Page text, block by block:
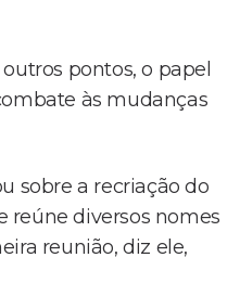
pontos, o papel
às mudanças
sobre a recriação do
reúne diversos nomes
reunião, diz ele,